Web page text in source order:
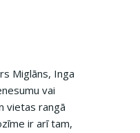
Miglāns, Inga
vai
vietas rangā
ir arī tam,